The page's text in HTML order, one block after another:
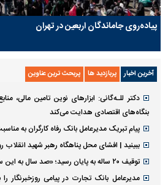
پیاده‌روی جاماندگان اربعین در تهران
آخرین اخبار پربازدید ها پربحث ترین عناوین
دکتر للـه‌گانی: ابزار‌های نوین تامین مالی،
بنگاه‌های اقتصادی هدایت می‌کند
پیام تبریک مدیرعامل بانک رفاه کارگران به
ببینید | افشای محل پناهگاه رهبر شهید انقلاب
توقیف ۲۰ ساله به پایان رسید؛ «صد سال به این سال‌ها» چه در چنته دارد؟
مدیرعامل بانک تجارت در پیامی روزخبرنگار